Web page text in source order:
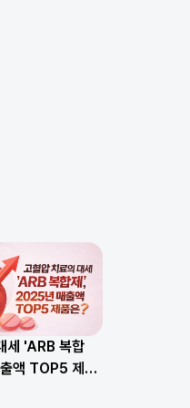
세 'ARB 복합
액 TOP5 제품